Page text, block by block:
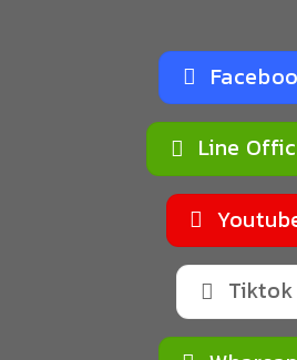
Line
Tiktok